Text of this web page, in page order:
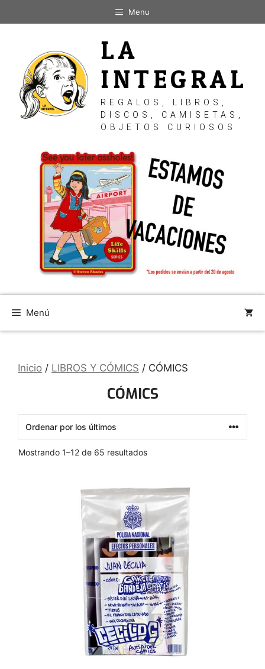
al
Menu
LA
INTEGRAL
REGALOS, LIBROS,
DISCOS, CAMISETAS,
OBJETOS CURIOSOS
Menú
Inicio / LIBROS Y CÓMICS / CÓMICS
CÓMICS
Mostrando 1–12 de 65 resultadosOrdenado
últimos